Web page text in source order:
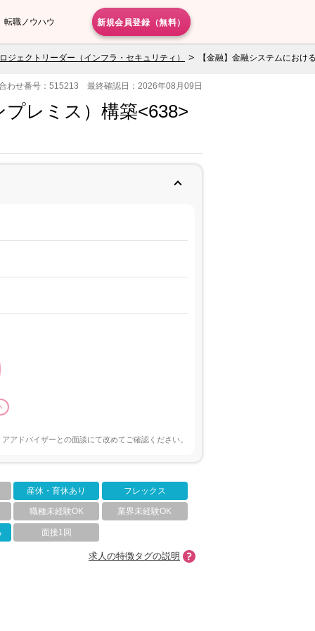
転職ノウハウ 新規会員登録（無料）
ジェクトリーダー（インフラ・セキュリティ） 【金融】金融システムにお
わせ番号：515213 最終確認日：2026年08月09日
レミス）構築<638>
アドバイザーとの面談にて改めてご確認ください。
産休・育休あり フレックス
職種未経験OK 業界未経験OK
面接1回
求人の特徴タグの説明